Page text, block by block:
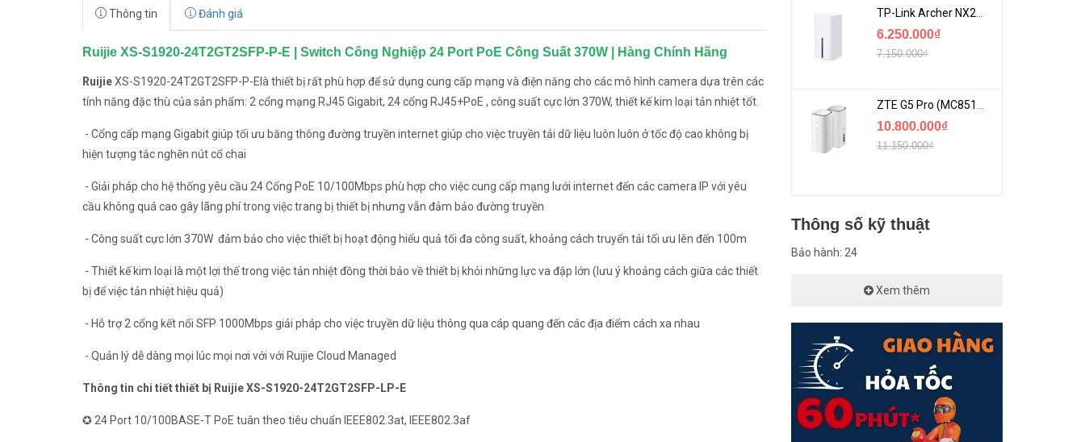
Thông tin Đánh giá
Ruijie XS-S1920-24T2GT2SFP-P-E | Switch Công Nghiệp 24 Port PoE Công Suất 370W | Hàng Chính Hãng
RuijieXS-S1920-24T2GT2SFP-P-Elà thiết bị rất phù hợp để sử dụng cung cấp mạng và điện năng cho các mô hình camera dựa trên các
tính năng đặc thù của sản phẩm: 2 cổng mạng RJ45 Gigabit, 24 cổng RJ45+PoE , công suất cực lớn 370W, thiết kế kim loại tản nhiệt tốt.
- Cổng cấp mạng Gigabit giúp tối ưu băng thông đường truyền internet giúp cho việc truyền tải dữ liệu luôn luôn ở tốc độ cao không bị
hiện tượng tắc nghẽn nút cổ chai
- Giải pháp cho hệ thống yêu cầu 24 Cổng PoE 10/100Mbps phù hợp cho việc cung cấp mạng lưới internet đến các camera IP với yêu
cầu không quá cao gây lãng phí trong việc trang bị thiết bị nhưng vẫn đảm bảo đường truyền
- Công suất cực lớn 370W đảm bảo cho việc thiết bị hoạt động hiểu quả tối đa công suất, khoảng cách truyển tải tối ưu lên đến 100m
- Thiết kế kim loại là một lợi thế trong việc tản nhiệt đồng thời bảo về thiết bị khỏi những lực va đập lớn (lưu ý khoảng cách giữa các thiết
bị để việc tản nhiệt hiệu quả)
- Hỗ trợ 2 cổng kết nối SFP 1000Mbps giải pháp cho việc truyền dữ liệu thông qua cáp quang đến các địa điểm cách xa nhau
- Quản lý dễ dàng mọi lúc mọi nơi với với Ruijie Cloud Managed
Thông tin chi tiết thiết bị Ruijie XS-S1920-24T2GT2SFP-LP-E
✪ 24 Port 10/100BASE-T PoE tuân theo tiêu chuẩn IEEE802.3at, IEEE802.3af
TP-Link Archer NX200 | Bộ Phát WiFi Dùng Sim 5G Tốc Độ Cao Mới FullBox
6.250.000₫
7.150.000₫
ZTE G5 Pro (MC8512) | Router 5G WiFi7 Be7200 Hỗ Trợ Băng Tần 6Ghz Cực Mạnh
10.800.000₫
11.150.000₫
Thông số kỹ thuật
Bảo hành: 24
Xem thêm